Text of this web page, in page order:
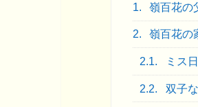
1. 嶺百花の
2. 嶺百花の
2.1. ミス
2.2. 双子